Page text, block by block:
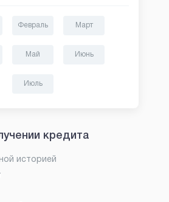
Февраль Март
Май Июнь
Июль
кредита
историей